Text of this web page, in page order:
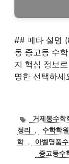
## 메타 설명
동 중고등 수
지 핵심 정보
명한 선택하세
태
그
거제동수학
정리
, 수학학
학 , 아벨명품
중고등수